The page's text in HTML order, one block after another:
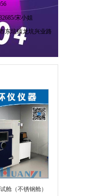
宋小姐
东坑镇龙坑兴业路
舱（不锈钢舱）